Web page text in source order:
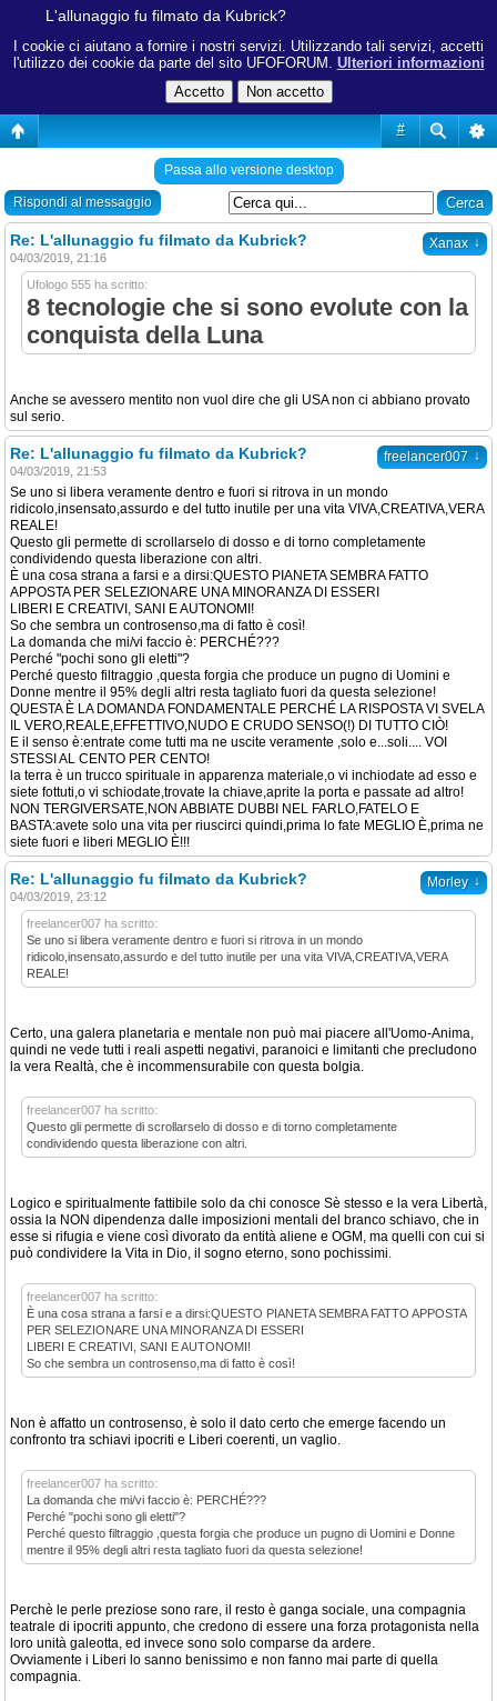
I cookie ci aiutano a fornire i nostri servizi. Utilizzando tali servizi, accetti
l'utilizzo dei cookie da parte del sito UFOFORUM. Ulteriori informazioni
#
L'allunaggio fu filmato da Kubrick?
Passa allo versione desktop
Rispondi al messaggio
Xanax ↓
Re: L'allunaggio fu filmato da Kubrick?
04/03/2019, 21:16
Ufologo 555 ha scritto:
8 tecnologie che si sono evolute con la
conquista della Luna
Anche se avessero mentito non vuol dire che gli USA non ci abbiano provato
sul serio.
freelancer007 ↓
Re: L'allunaggio fu filmato da Kubrick?
04/03/2019, 21:53
Se uno si libera veramente dentro e fuori si ritrova in un mondo
ridicolo,insensato,assurdo e del tutto inutile per una vita VIVA,CREATIVA,VERA
REALE!
Questo gli permette di scrollarselo di dosso e di torno completamente
condividendo questa liberazione con altri.
È una cosa strana a farsi e a dirsi:QUESTO PIANETA SEMBRA FATTO
APPOSTA PER SELEZIONARE UNA MINORANZA DI ESSERI
LIBERI E CREATIVI, SANI E AUTONOMI!
So che sembra un controsenso,ma di fatto è così!
La domanda che mi/vi faccio è: PERCHÉ???
Perché "pochi sono gli eletti"?
Perché questo filtraggio ,questa forgia che produce un pugno di Uomini e
Donne mentre il 95% degli altri resta tagliato fuori da questa selezione!
QUESTA È LA DOMANDA FONDAMENTALE PERCHÉ LA RISPOSTA VI SVELA
IL VERO,REALE,EFFETTIVO,NUDO E CRUDO SENSO(!) DI TUTTO CIÒ!
E il senso è:entrate come tutti ma ne uscite veramente ,solo e...soli.... VOI
STESSI AL CENTO PER CENTO!
la terra è un trucco spirituale in apparenza materiale,o vi inchiodate ad esso e
siete fottuti,o vi schiodate,trovate la chiave,aprite la porta e passate ad altro!
NON TERGIVERSATE,NON ABBIATE DUBBI NEL FARLO,FATELO E
BASTA:avete solo una vita per riuscirci quindi,prima lo fate MEGLIO È,prima ne
siete fuori e liberi MEGLIO È!!!
Morley ↓
Re: L'allunaggio fu filmato da Kubrick?
04/03/2019, 23:12
freelancer007 ha scritto:
Se uno si libera veramente dentro e fuori si ritrova in un mondo
ridicolo,insensato,assurdo e del tutto inutile per una vita VIVA,CREATIVA,VERA
REALE!
Certo, una galera planetaria e mentale non può mai piacere all'Uomo-Anima,
quindi ne vede tutti i reali aspetti negativi, paranoici e limitanti che precludono
la vera Realtà, che è incommensurabile con questa bolgia.
freelancer007 ha scritto:
Questo gli permette di scrollarselo di dosso e di torno completamente
condividendo questa liberazione con altri.
Logico e spiritualmente fattibile solo da chi conosce Sè stesso e la vera Libertà,
ossia la NON dipendenza dalle imposizioni mentali del branco schiavo, che in
esse si rifugia e viene così divorato da entità aliene e OGM, ma quelli con cui si
può condividere la Vita in Dio, il sogno eterno, sono pochissimi.
freelancer007 ha scritto:
È una cosa strana a farsi e a dirsi:QUESTO PIANETA SEMBRA FATTO APPOSTA
PER SELEZIONARE UNA MINORANZA DI ESSERI
LIBERI E CREATIVI, SANI E AUTONOMI!
So che sembra un controsenso,ma di fatto è così!
Non è affatto un controsenso, è solo il dato certo che emerge facendo un
confronto tra schiavi ipocriti e Liberi coerenti, un vaglio.
freelancer007 ha scritto:
La domanda che mi/vi faccio è: PERCHÉ???
Perché "pochi sono gli eletti"?
Perché questo filtraggio ,questa forgia che produce un pugno di Uomini e Donne
mentre il 95% degli altri resta tagliato fuori da questa selezione!
Perchè le perle preziose sono rare, il resto è ganga sociale, una compagnia
teatrale di ipocriti appunto, che credono di essere una forza protagonista nella
loro unità galeotta, ed invece sono solo comparse da ardere.
Ovviamente i Liberi lo sanno benissimo e non fanno mai parte di quella
compagnia.